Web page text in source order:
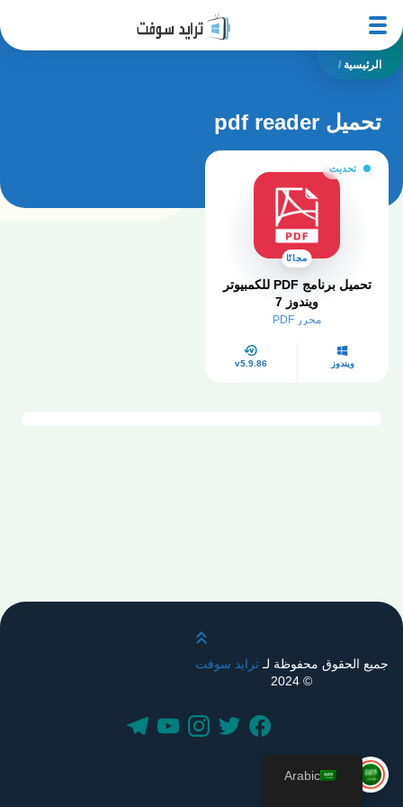
الرئيسية /
تحميل pdf reader
تحديث
مجانًا
تحميل برنامج PDF للكمبيوتر
ويندوز 7​
محرر PDF
ويندوز v5.9.86
قم بالتمرير لأعلى
جميع الحقوق محفوظة لـترايد سوفت
© 2024
Arabic